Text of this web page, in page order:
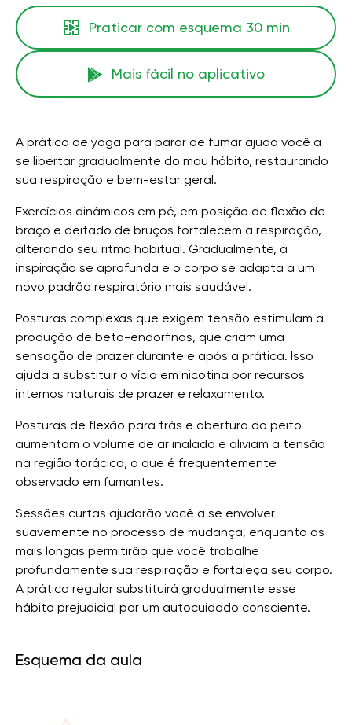
Praticar com esquema 30 min
Mais fácil no aplicativo
A prática de yoga para parar de fumar ajuda você a
se libertar gradualmente do mau hábito, restaurando
sua respiração e bem-estar geral.
Exercícios dinâmicos em pé, em posição de flexão de
braço e deitado de bruços fortalecem a respiração,
alterando seu ritmo habitual. Gradualmente, a
inspiração se aprofunda e o corpo se adapta a um
novo padrão respiratório mais saudável.
Posturas complexas que exigem tensão estimulam a
produção de beta-endorfinas, que criam uma
sensação de prazer durante e após a prática. Isso
ajuda a substituir o vício em nicotina por recursos
internos naturais de prazer e relaxamento.
Posturas de flexão para trás e abertura do peito
aumentam o volume de ar inalado e aliviam a tensão
na região torácica, o que é frequentemente
observado em fumantes.
Sessões curtas ajudarão você a se envolver
suavemente no processo de mudança, enquanto as
mais longas permitirão que você trabalhe
profundamente sua respiração e fortaleça seu corpo.
A prática regular substituirá gradualmente esse
hábito prejudicial por um autocuidado consciente.
Esquema da aula